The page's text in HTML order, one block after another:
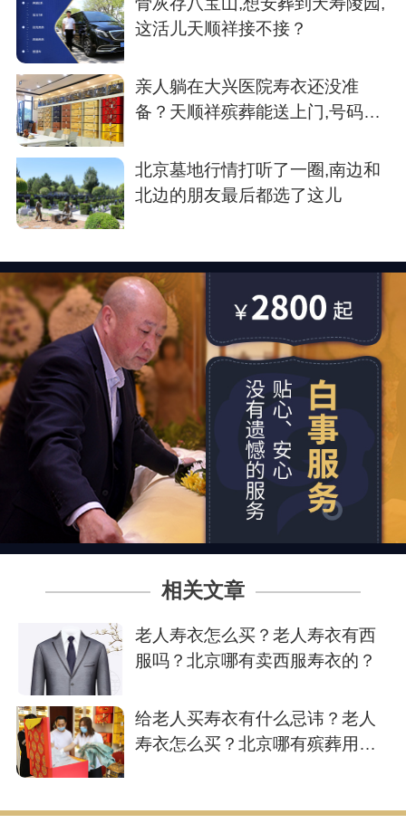
这活儿天顺祥接不接？
亲人躺在大兴医院寿衣还没准
备？天顺祥殡葬能送上门,号码我
北京墓地行情打听了一圈,南边和
北边的朋友最后都选了这儿
相关文章
老人寿衣怎么买？老人寿衣有西
服吗？北京哪有卖西服寿衣的？
给老人买寿衣有什么忌讳？老人
寿衣怎么买？北京哪有殡葬用品